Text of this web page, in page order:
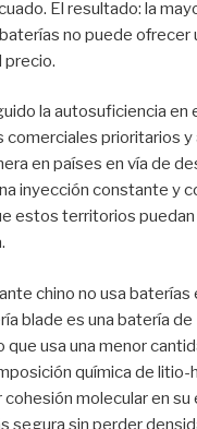
El resultado: la
no puede ofrecer
precio.
la autosuficiencia en
comerciales prioritarios y
en países en vía de
inyección constante y
estos territorios puedan
chino no usa
blade es una batería de
usa una menor
química de
cohesión molecular en su
segura sin perder